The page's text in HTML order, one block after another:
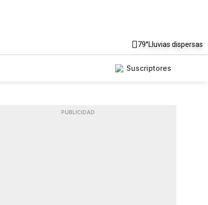
79°Lluvias dispersas
Suscriptores
PUBLICIDAD